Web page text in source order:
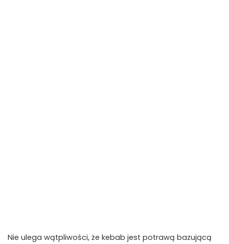
Nie ulega wątpliwości, że kebab jest potrawą bazującą